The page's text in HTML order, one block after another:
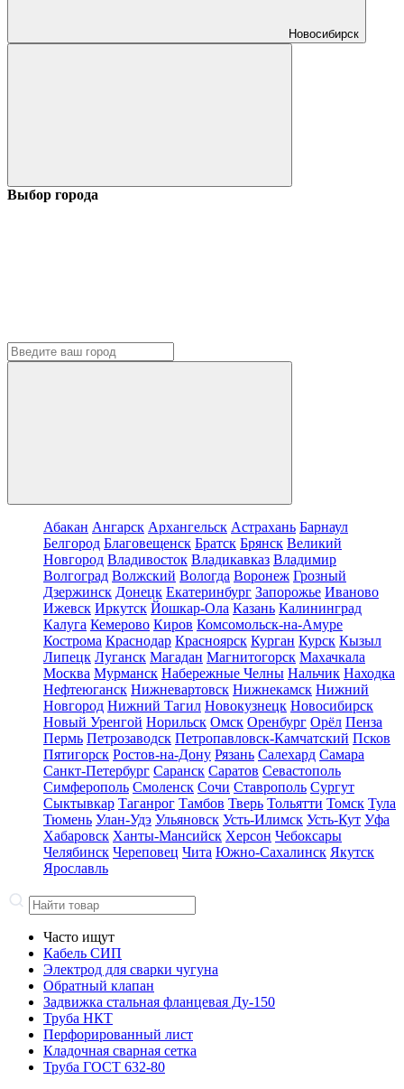
Новосибирск
Выбор города
Абакан Ангарск Архангельск Астрахань Барнаул
Белгород Благовещенск Братск Брянск Великий
Новгород Владивосток Владикавказ Владимир
Волгоград Волжский Вологда Воронеж Грозный
Дзержинск Донецк Екатеринбург Запорожье Иваново
Ижевск Иркутск Йошкар-Ола Казань Калининград
Калуга Кемерово Киров Комсомольск-на-Амуре
Кострома Краснодар Красноярск Курган Курск Кызыл
Липецк Луганск Магадан Магнитогорск Махачкала
Москва Мурманск Набережные Челны Нальчик Находка
Нефтеюганск Нижневартовск Нижнекамск Нижний
Новгород Нижний Тагил Новокузнецк Новосибирск
Новый Уренгой Норильск Омск Оренбург Орёл Пенза
Пермь Петрозаводск Петропавловск-Камчатский Псков
Пятигорск Ростов-на-Дону Рязань Салехард Самара
Санкт-Петербург Саранск Саратов Севастополь
Симферополь Смоленск Сочи Ставрополь Сургут
Сыктывкар Таганрог Тамбов Тверь Тольятти Томск Тула
Тюмень Улан-Удэ Ульяновск Усть-Илимск Усть-Кут Уфа
Хабаровск Ханты-Мансийск Херсон Чебоксары
Челябинск Череповец Чита Южно-Сахалинск Якутск
Ярославль
Часто ищут
Кабель СИП
Электрод для сварки чугуна
Обратный клапан
Задвижка стальная фланцевая Ду-150
Труба НКТ
Перфорированный лист
Кладочная сварная сетка
Труба ГОСТ 632-80